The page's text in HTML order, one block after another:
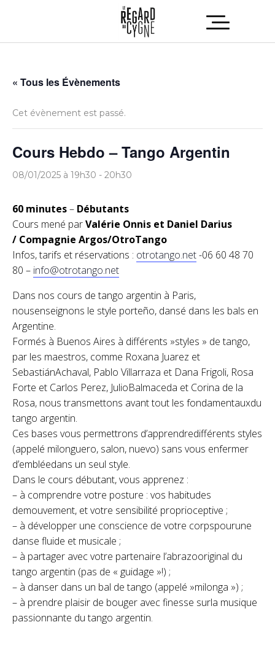
« Tous les Évènements
Cet évènement est passé.
Cours Hebdo – Tango Argentin
08/01/2025 à 19h30 - 20h30
60 minutes– Débutants
Cours mené parValérie Onnis et Daniel Darius
/ Compagnie Argos/OtroTango
Infos, tarifs et réservations : otrotango.net-06 60 48 70
80 – info@otrotango.net
Dans nos cours de tango argentin à Paris,
nousenseignons le style porteño, dansé dans les bals en
Argentine.
Formés à Buenos Aires à différents »styles » de tango,
par les maestros, comme Roxana Juarez et
SebastiánAchaval, Pablo Villarraza et Dana Frigoli, Rosa
Forte et Carlos Perez, JulioBalmaceda et Corina de la
Rosa, nous transmettons avant tout les fondamentauxdu
tango argentin.
Ces bases vous permettrons d’apprendredifférents styles
(appelé milonguero, salon, nuevo) sans vous enfermer
d’embléedans un seul style.
Dans le cours débutant, vous apprenez :
– à comprendre votre posture : vos habitudes
demouvement, et votre sensibilité proprioceptive ;
– à développer une conscience de votre corpspourune
danse fluide et musicale ;
– à partager avec votre partenaire l’abrazooriginal du
tango argentin (pas de « guidage »!) ;
– à danser dans un bal de tango (appelé »milonga ») ;
– à prendre plaisir de bouger avec finesse surla musique
passionnante du tango argentin.